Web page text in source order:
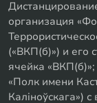
организация
(«ВКП(б)») и его
ячейка
«Полк имени
Калiноўскага»)